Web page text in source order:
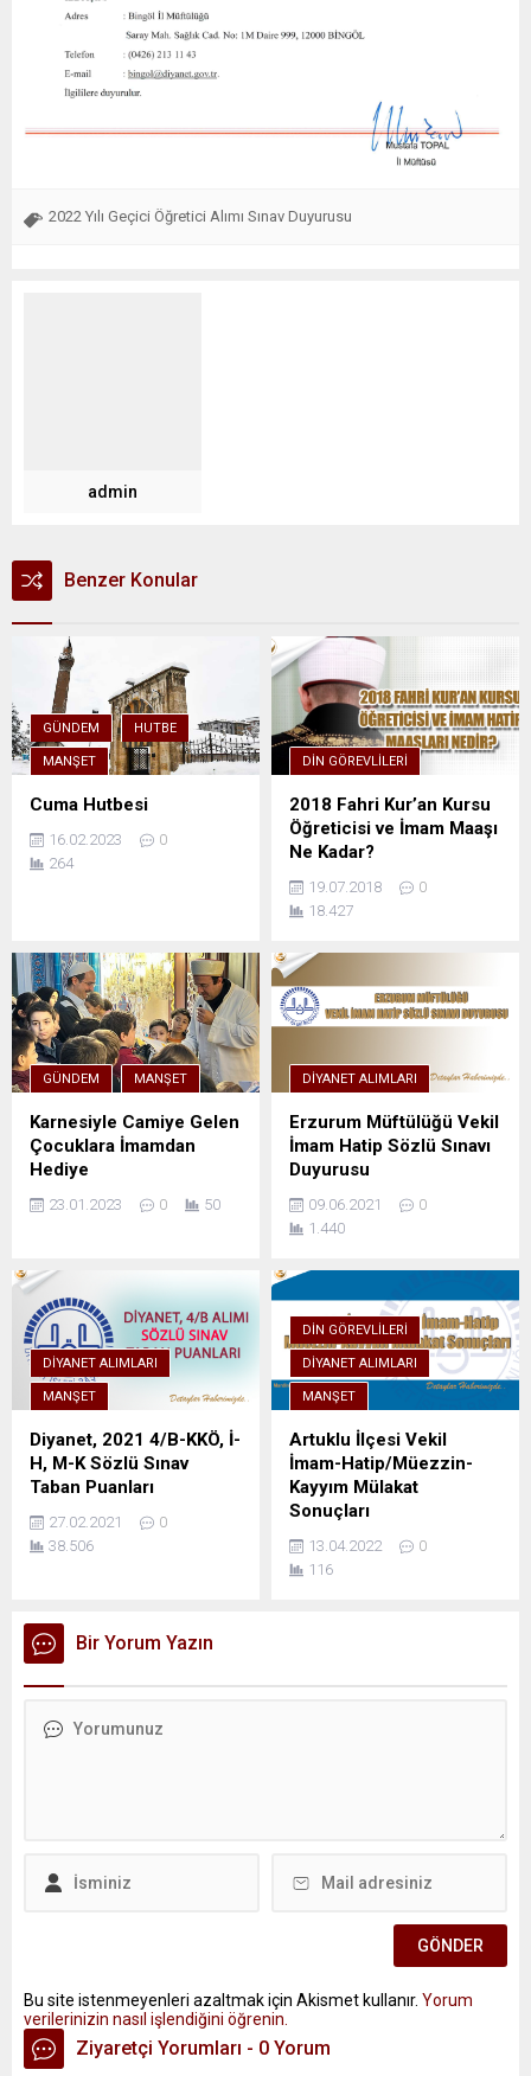
2022 Yılı Geçici Öğretici Alımı Sınav Duyurusu
admin
Benzer Konular
GÜNDEM HUTBE
MANŞET
Cuma Hutbesi
16.02.2023
0
264
DIN GÖREVLILERI
2018 Fahri Kur’an Kursu
Öğreticisi ve İmam Maaşı
Ne Kadar?
19.07.2018
0
18.427
GÜNDEM MANŞET
Karnesiyle Camiye Gelen
Çocuklara İmamdan
Hediye
23.01.2023 0 50
DIYANET ALIMLARI
Erzurum Müftülüğü Vekil
İmam Hatip Sözlü Sınavı
Duyurusu
09.06.2021
0
1.440
DIYANET ALIMLARI
MANŞET
Diyanet, 2021 4/B-KKÖ, İ-
H, M-K Sözlü Sınav
Taban Puanları
27.02.2021
0
38.506
DIN GÖREVLILERI
DIYANET ALIMLARI
MANŞET
Artuklu İlçesi Vekil
İmam-Hatip/Müezzin-
Kayyım Mülakat
Sonuçları
13.04.2022
0
116
Bir Yorum Yazın
Bu site istenmeyenleri azaltmak için Akismet kullanır. Yorum
verilerinizin nasıl işlendiğini öğrenin.
Ziyaretçi Yorumları - 0 Yorum